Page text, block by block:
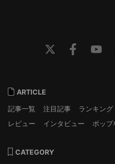
ARTICLE
記事一覧
注目記事 ランキング
レビュー
インタビュー ポッ
CATEGORY